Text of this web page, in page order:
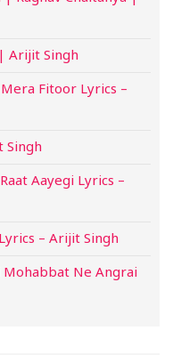
Arijit Singh
Mera Fitoor Lyrics –
Singh
Aayegi Lyrics –
– Arijit Singh
Ne Angrai